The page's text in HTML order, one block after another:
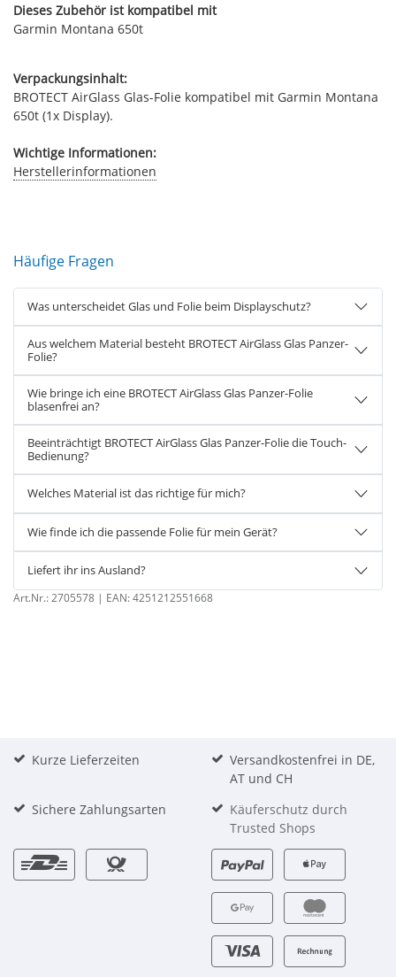
Dieses Zubehör ist kompatibel mit
Garmin Montana 650t
Verpackungsinhalt:
BROTECT AirGlass Glas-Folie kompatibel mit Garmin Montana
650t (1x Display).
Wichtige Informationen:
Herstellerinformationen
Häufige Fragen
Was unterscheidet Glas und Folie beim Displayschutz?
Aus welchem Material besteht BROTECT AirGlass Glas Panzer-
Folie?
Wie bringe ich eine BROTECT AirGlass Glas Panzer-Folie
blasenfrei an?
Beeinträchtigt BROTECT AirGlass Glas Panzer-Folie die Touch-
Bedienung?
Welches Material ist das richtige für mich?
Wie finde ich die passende Folie für mein Gerät?
Liefert ihr ins Ausland?
Art.Nr.:2705578 | EAN:4251212551668
Kurze Lieferzeiten
Versandkostenfrei in DE,
AT und CH
Sichere Zahlungsarten
Käuferschutz durch
Trusted Shops